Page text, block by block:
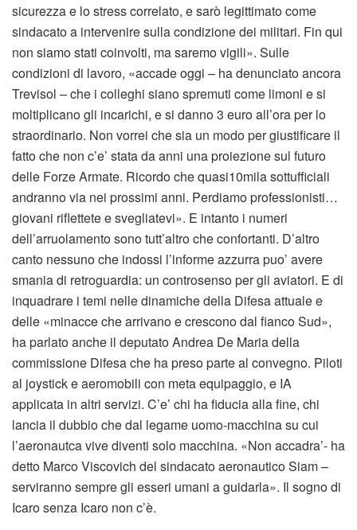
sicurezza e lo stress correlato, e sarò legittimato come
sindacato a intervenire sulla condizione dei militari. Fin qui
non siamo stati coinvolti, ma saremo vigili». Sulle
condizioni di lavoro, «accade oggi – ha denunciato ancora
Trevisol – che i colleghi siano spremuti come limoni e si
moltiplicano gli incarichi, e si danno 3 euro all’ora per lo
straordinario. Non vorrei che sia un modo per giustificare il
fatto che non c’e’ stata da anni una proiezione sul futuro
delle Forze Armate. Ricordo che quasi10mila sottufficiali
andranno via nei prossimi anni. Perdiamo professionisti…
giovani riflettete e svegliatevi». E intanto i numeri
dell’arruolamento sono tutt’altro che confortanti. D’altro
canto nessuno che indossi l’informe azzurra puo’ avere
smania di retroguardia: un controsenso per gli aviatori. E di
inquadrare i temi nelle dinamiche della Difesa attuale e
delle «minacce che arrivano e crescono dal fianco Sud»,
ha parlato anche il deputato Andrea De Maria della
commissione Difesa che ha preso parte al convegno. Piloti
al joystick e aeromobili con meta equipaggio, e IA
applicata in altri servizi. C’e’ chi ha fiducia alla fine, chi
lancia il dubbio che dal legame uomo-macchina su cui
l’aeronautca vive diventi solo macchina. «Non accadra’- ha
detto Marco Viscovich del sindacato aeronautico Siam –
serviranno sempre gli esseri umani a guidarla». Il sogno di
Icaro senza Icaro non c’è.